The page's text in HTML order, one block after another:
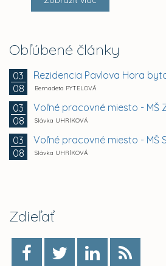
Obľúbené články
03
08
Rezidencia Pavlova Hora
Bernadeta PYTELOVÁ
03
08
Slávka UHRÍKOVÁ
03
08
Slávka UHRÍKOVÁ
Zdieľať